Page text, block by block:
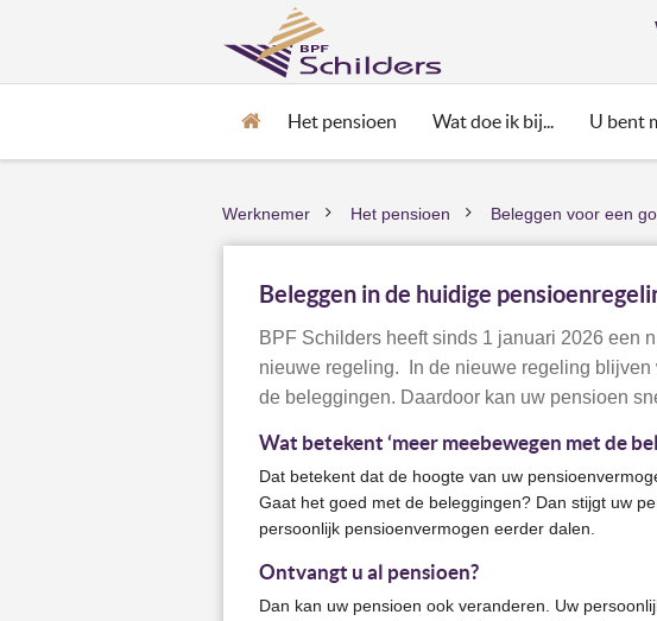
Het pensioen Wat doe ik bij... U bent
Werknemer
Het pensioen
Beleggen voor een
Beleggen in de huidige
BPF Schilders heeft sinds 1 januari 2026 een
nieuwe regeling. In de nieuwe regeling
de beleggingen. Daardoor kan uw pensioen
Wat betekent ‘meer meebewegen met de
Dat betekent dat de hoogte van uw
Gaat het goed met de beleggingen? Dan stijgt uw
persoonlijk pensioenvermogen eerder dalen.
Ontvangt u al pensioen?
Dan kan uw pensioen ook veranderen. Uw